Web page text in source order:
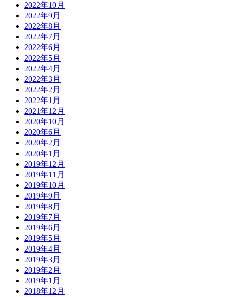
2022年10月
2022年9月
2022年8月
2022年7月
2022年6月
2022年5月
2022年4月
2022年3月
2022年2月
2022年1月
2021年12月
2020年10月
2020年6月
2020年2月
2020年1月
2019年12月
2019年11月
2019年10月
2019年9月
2019年8月
2019年7月
2019年6月
2019年5月
2019年4月
2019年3月
2019年2月
2019年1月
2018年12月